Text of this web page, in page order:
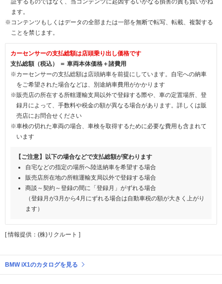
ます。
※コンテンツもしくはデータの全部または一部を無断で転写、転載、複製する
ことを禁じます。
カーセンサーの支払総額は店頭乗り出し価格です
支払総額（税込） ＝ 車両本体価格＋諸費用
※カーセンサーの支払総額は店頭納車を前提にしています。自宅への納車
をご希望された場合などは、別途納車費用がかかります
※販売店の所在する所轄運輸支局以外で登録する際や、車の定置場所、登
録月によって、手数料や税金の額が異なる場合があります。詳しくは販
売店にお問合せください
※車検の切れた車両の場合、車検を取得するために必要な費用も含まれて
います
【ご注意】以下の場合などで支払総額が変わります
自宅などの指定の場所へ陸送納車を希望する場合
販売店所在地の所轄運輸支局以外で登録する場合
商談～契約～登録の間に「登録月」がずれる場合
（登録月が3月から4月にずれる場合は自動車税の額が大きく上がり
ます）
[ 情報提供：(株)リクルート ]
BMW iX1のカタログを見る